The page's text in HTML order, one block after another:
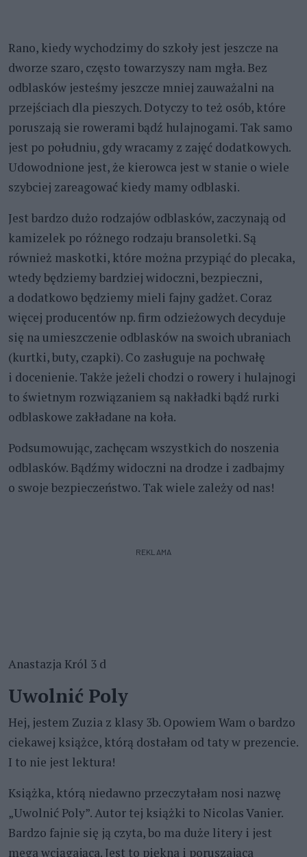
Rano, kiedy wychodzimy do szkoły jest jeszcze na
dworze szaro, często towarzyszy nam mgła. Bez
odblasków jesteśmy jeszcze mniej zauważalni na
przejściach dla pieszych. Dotyczy to też osób, które
poruszają sie rowerami bądź hulajnogami. Tak samo
jest po południu, gdy wracamy z zajęć dodatkowych.
Udowodnione jest, że kierowca jest w stanie o wiele
szybciej zareagować kiedy mamy odblaski.
Jest bardzo dużo rodzajów odblasków, zaczynają od
kamizelek po różnego rodzaju bransoletki. Są
również maskotki, które można przypiąć do plecaka,
wtedy będziemy bardziej widoczni, bezpieczni,
a dodatkowo będziemy mieli fajny gadżet. Coraz
więcej producentów np. firm odzieżowych decyduje
się na umieszczenie odblasków na swoich ubraniach
(kurtki, buty, czapki). Co zasługuje na pochwałę
i docenienie. Także jeżeli chodzi o rowery i hulajnogi
to świetnym rozwiązaniem są nakładki bądź rurki
odblaskowe zakładane na koła.
Podsumowując, zachęcam wszystkich do noszenia
odblasków. Bądźmy widoczni na drodze i zadbajmy
o swoje bezpieczeństwo. Tak wiele zależy od nas!
REKLAMA
Anastazja Król 3 d
Uwolnić Poly
Hej, jestem Zuzia z klasy 3b. Opowiem Wam o bardzo
ciekawej książce, którą dostałam od taty w prezencie.
I to nie jest lektura!
Książka, którą niedawno przeczytałam nosi nazwę
„Uwolnić Poly”. Autor tej książki to Nicolas Vanier.
Bardzo fajnie się ją czyta, bo ma duże litery i jest
mega wciągająca. Jest to piękna i poruszająca